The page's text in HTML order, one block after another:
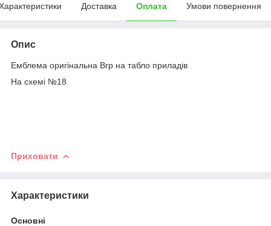
Доставка Оплата Умови повернення
Опис
Емблема оригінальна Brp на табло приладів
На схемі №18
Приховати
Характеристики
Основні